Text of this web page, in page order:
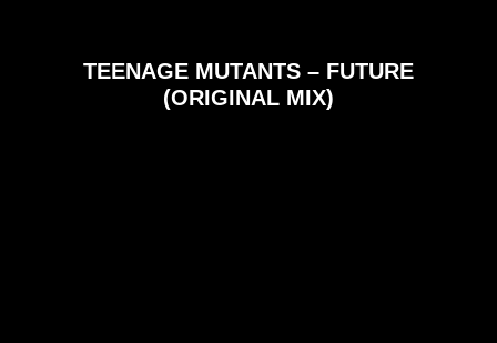
TEENAGE MUTANTS – FUTURE
(ORIGINAL MIX)